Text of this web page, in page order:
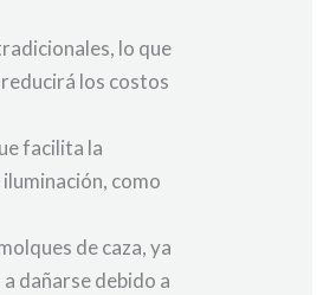
lo que
los costos
facilita la
como
de caza, ya
dañarse debido a